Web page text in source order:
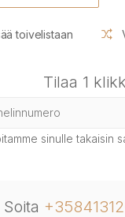
toivelistaan
Tilaa 1
sinulle takaisin
Soita